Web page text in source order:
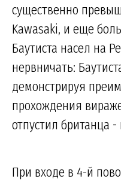
существенно
Kawasaki, и еще
Баутиста насел на
нервничать:
демонстрируя
прохождения
отпустил британца
При входе в 4-й